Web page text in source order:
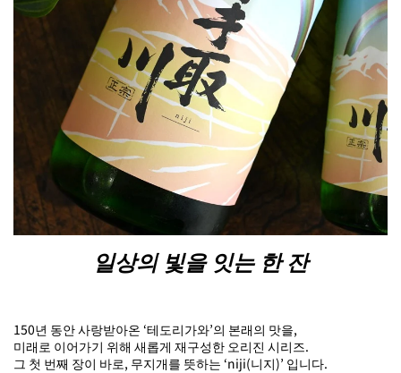
일상의 빛을 잇는 한 잔
150년 동안 사랑받아온 ‘테도리가와’의 본래의 맛을,
미래로 이어가기 위해 새롭게 재구성한 오리진 시리즈.
그 첫 번째 장이 바로, 무지개를 뜻하는 ‘niji(니지)’ 입니다.